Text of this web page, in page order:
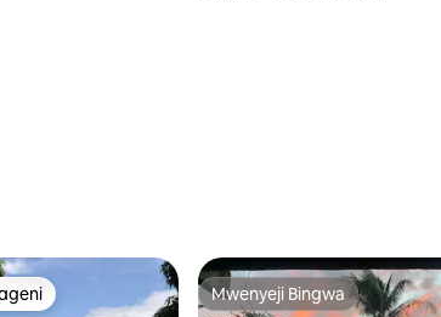
5, tathmini 113
wageni Mwenyeji Bingwa
Mwenyeji Bingwa